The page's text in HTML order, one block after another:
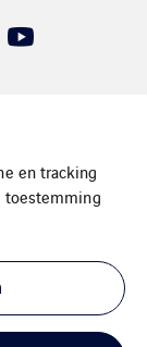
en tracking
toestemming